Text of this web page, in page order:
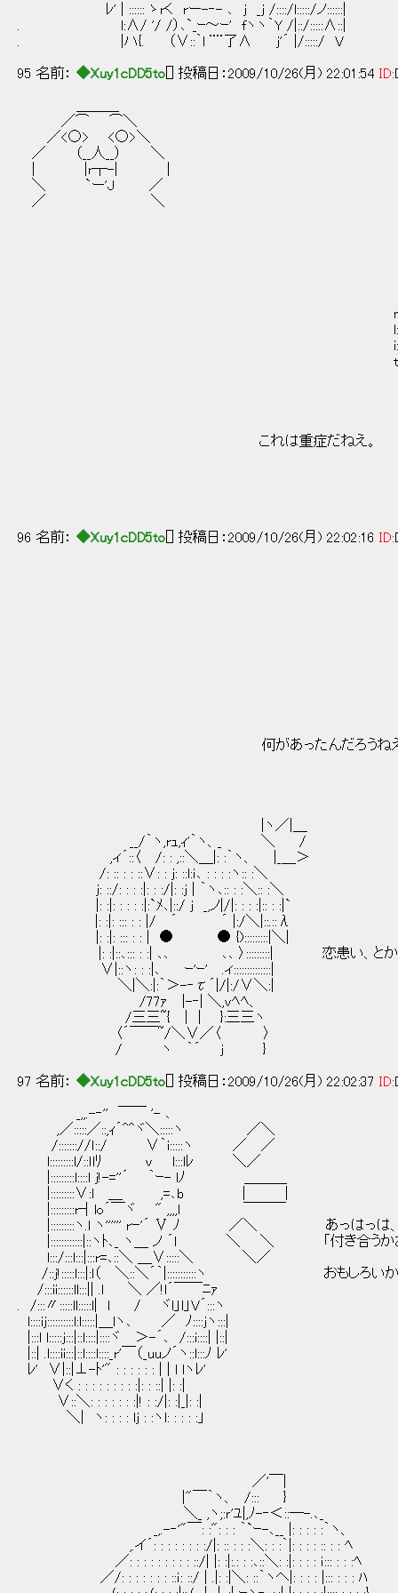
ﾚ' | :::::: ゝrく rー-‐- ､ j _j /::::/l:::::/ノ::::::|
. l:∧/ '/ /）､`_ｰ～ｰ' fヽヽ｀Y /|::/:::::∧::|
. |ハ{. （∨::｀l ¨¨了∧ j'´ |/:::::/ V
95 名前： ◆Xuy1cDD5to [] 投稿日：2009/10/26(月) 22:01:54 ID:
／⌒ ⌒＼
／<○> <○>＼
／ （__人__） ＼
| |r┬-| |
＼ `ー'J ／
／ ＼
ｒ:::/::::// 1:!､
l:::i::::::i::i , - ¨了ﾍ:::ﾄ
i::!::::::ﾍ:!＿_ ／ ｿ !ﾂ
t:从::::iヾ ｀ﾞ ,.ｨf斤本
これは重症だねえ。 f:::::::::ゝ ｒ ､
96 名前： ◆Xuy1cDD5to [] 投稿日：2009/10/26(月) 22:02:16 ID:
何があったんだろ
|ヽ／|＿
__/｀ヽ,rｭ,ｨ'｀ヽ、_ ＼ /
,ィ´::〈 /: : ,::＼＿|: :｀ヽ、 |_＿＞
/: :: : : ::∨: : ｊ: ::l:ｉ､ : : : :ヽ:: :＼
ｊ: ::/: : : :|: : :/|: :ｊ | ｀ヽ､:: : :＼:: :＼
|: :|: : : : :|:`ﾒ､|::/ ｊ _,ノ|/|: : : :|:: : :|`
|: :|: ::: : : |/ ´ ´ |:/＼|::.::λ
|: :|: ::: : : | ● ● {):::::::::|＼|
|: :|::､::: : :| ､､ ､､ 〉:::::::::| 恋患い、とか
∨|::ヽ: : :|､ ｰ'ｰ' .ィ::::::::::::::|
＼|＼:|:｀＞-‐τ´|/|:/∨＼:|
/77ｧ |-‐| ＼,ｖﾍﾍ、
/三三~{ | | }:三三ヽ
〈´￣￣~/＼∨／〈 〉
/ ヽ ｀´ ｊ }
97 名前： ◆Xuy1cDD5to [] 投稿日：2009/10/26(月) 22:02:37 ID:
_,,.-‐'' ￣￣ '- ､
,／:::::／::,ｨ´^^ヾ＼:::::ヽ ／＼
/::::::://ｌ::/ ∨｀i:::::ヽ ／ ／
l:::::::::l/::ｌlﾘ v l:::lﾚ ＼／
|:::::::::l::::l j!-=''´ ｀ｰ- lﾉ ＿＿＿
|:::::::::∨:l ＿ ,=､b | |
|:::::::::r┤lo´￣ヾ " ,,,,l ￣￣￣
|:::::::::ヽ.l ヽ'''''' rｰ'´ Ⅴ ﾉ ／＼ あっはっは、やる
|::::::::::::|::ヽﾄ､_ ヽ＿ ノ ´ｌ ＼ ＼ 「付き合うかお？」
l:::/:::l:::|:::r=､::＼ ＿∨:::::＼ ＼／
/::j!:::::l:::|:l（ ＼::＼´｀|:::::::::::ヽ おもしろいからこの
/:::ii::::::ll:::|| .l ＼ ／!l´￣￣ﾆｧ
. /:::〃:::::ll:::::l| l / ヾl」l」V´:::ヽ
l::::ij::::::::::l:l:::::|＿lヽ､ ／ ﾉ::::jヽ:::|
|:::l l:::::j:::|::l::::|::::ヾ ＞-´､ /:::i::::| |::|
|::| .l::::ii:::|::l::::l::::_r'￣（_uuノ´ヽ::l:::ﾉ ﾚ'
ﾚ' ∨|::|⊥-ﾄ'" : : : : : : | | l lヽﾚ'
∨く : : : : : : : : :|: : ::| |: :|
∨::＼: : : : : : :|! : :/|: :|_|: :|
＼| ヽ: : : : lj : :ヽl: : : : :」
／'￣|
|"￣｀ヽ、 /::: }
＼_ ,ヽ;:ｒ'ﾕ|,ﾉ-‐＜::─-.､_
_,.-‐'"￣: :": : : ｀`ｰ-､__ |: : : : :｀ヽ、
,.イ´: : : : : : : :/|: :: : : :＼: : :｀|: : : : :: : : ﾍ
／: : : : : : : : : ::/| |: :|:.: : :､::＼: :|: : : : ｉ::: : : :ﾍ
／/: : : : : : : ::ｉ: ::/ | .|: :|＼: ::｀ヽヘ|: : : : |::: : : : ﾊ